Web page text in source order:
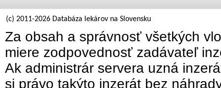
(c) 2011-2026 Databáza lekárov na Slovensku
Za obsah a správnosť všetkých
miere zodpovednosť zadávateľ
Ak administrár servera uzná
si právo takýto inzerát bez